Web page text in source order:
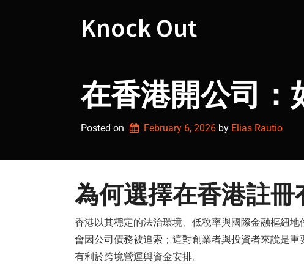
Knock Out
在香港開公司：
Posted on February 6, 2026 by Elias Rautio
為何選擇在香港註冊
香港以其穩定的法治環境、低稅率與國際金融樞紐
會因公司債務被追索；這對創業者與投資者來說是
有利於跨境營運與資金安排。